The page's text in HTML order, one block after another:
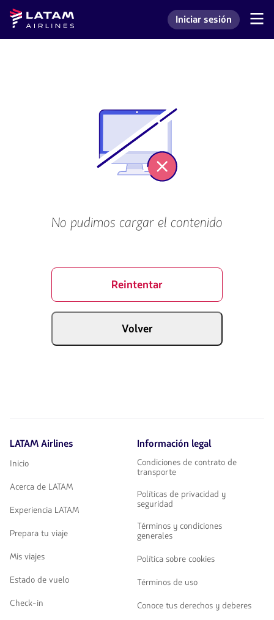
Saltar
menú.
Saltar al
contenido
principal.
Navegación
Latam
Airlines
Ingresar a mi cuenta
Iniciar sesión
No pudimos cargar el contenido
Reintentar
Volver
LATAM Airlines
Inicio
Acerca de LATAM
Experiencia LATAM
Prepara tu viaje
Mis viajes
Estado de vuelo
Check-in
Información legal
Condiciones de contrato de
transporte
Políticas de privacidad y
seguridad
Términos y condiciones
generales
Política sobre cookies
Términos de uso
Conoce tus derechos y deberes